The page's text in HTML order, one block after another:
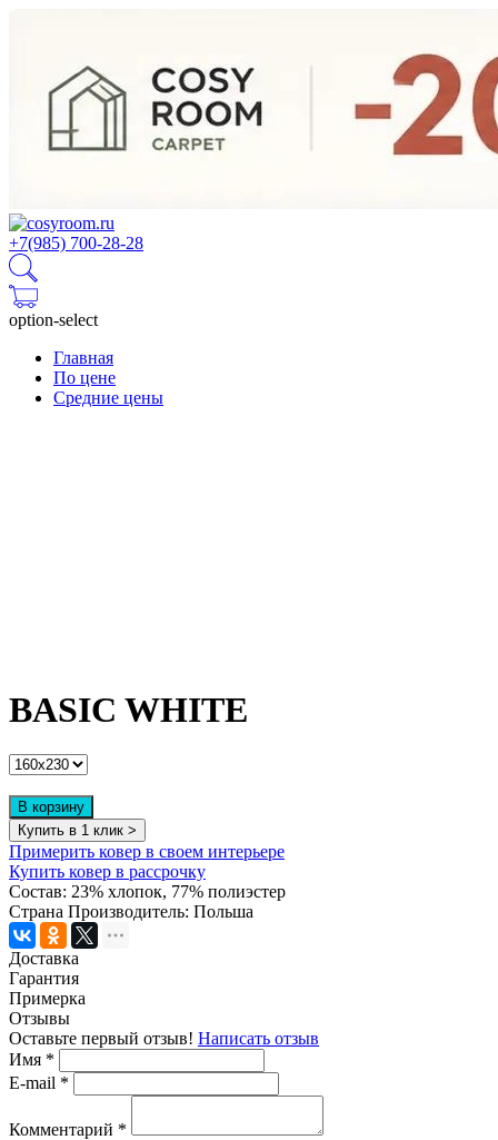
+7(985) 700-28-28
option-select
Главная
По цене
Средние цены
BASIC WHITE
В корзину
Купить в 1 клик >
Примерить ковер в своем интерьере
Купить ковер в рассрочку
Состав: 23% хлопок, 77% полиэстер
Страна Производитель: Польша
Доставка
Гарантия
Примерка
Отзывы
Оставьте первый отзыв! Написать отзыв
Имя *
E-mail *
Комментарий *